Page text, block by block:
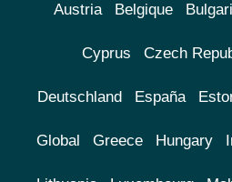
Austria Belgique
Cyprus Czech
Deutschland España
Global Greece Hungary